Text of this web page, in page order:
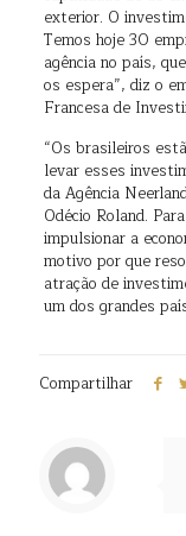
exterior. O
Temos hoje 30
agência no país,
os espera”, diz o
Francesa de
“Os brasileiros
levar esses
da Agência
Odécio Roland.
impulsionar a
motivo por que
atração de
um dos grandes
Compartilhar